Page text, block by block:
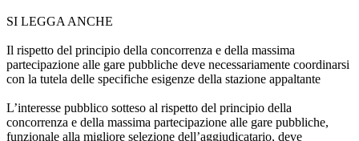
SI LEGGA ANCHE
Il rispetto del principio della concorrenza e della massima
partecipazione alle gare pubbliche deve necessariamente coordinarsi
con la tutela delle specifiche esigenze della stazione appaltante
L’interesse pubblico sotteso al rispetto del principio della
concorrenza e della massima partecipazione alle gare pubbliche,
funzionale alla migliore selezione dell’aggiudicatario, deve